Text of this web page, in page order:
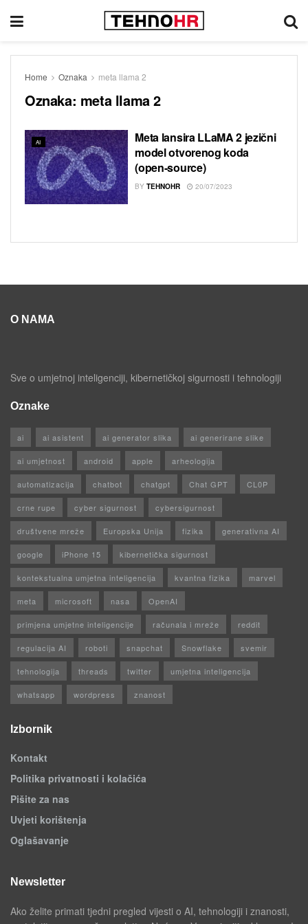
Home Oznaka meta llama 2
Oznaka: meta llama 2
AI
Meta lansira LLaMA 2 jezični
model otvorenog koda
(open-source)
BY TEHNOHR 20/07/2023
O NAMA
Sve o umjetnoj inteligenciji, kibernetičkoj sigurnosti i tehnologiji
Oznake
ai ai asistent ai generator slika ai generirane slike
ai umjetnost android apple arheologija
automatizacija chatbot chatgpt Chat GPT CL0P
crne rupe cyber sigurnost cybersigurnost
društvene mreže Europska Unija fizika generativna AI
google iPhone 15 kibernetička sigurnost
kontekstualna umjetna inteligencija kvantna fizika marvel
meta microsoft nasa OpenAI
primjena umjetne inteligencije računala i mreže reddit
regulacija AI roboti snapchat Snowflake svemir
tehnologija threads twitter umjetna inteligencija
whatsapp wordpress znanost
Izbornik
Kontakt
Politika privatnosti i kolačića
Pišite za nas
Uvjeti korištenja
Oglašavanje
Newsletter
Ako želite primati tjedni pregled vijesti o AI, tehnologiji i znanosti,